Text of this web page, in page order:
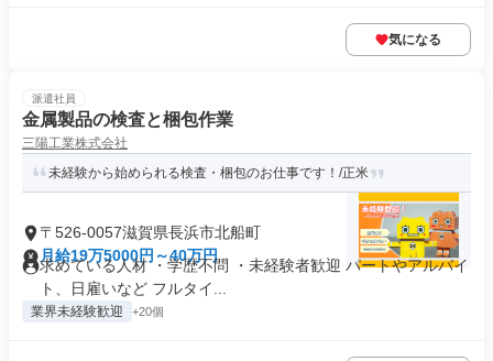
気になる
派遣社員
金属製品の検査と梱包作業
三陽工業株式会社
未経験から始められる検査・梱包のお仕事です！/正米
〒526-0057滋賀県長浜市北船町
月給19万5000円～40万円
求めている人材 ・学歴不問 ・未経験者歓迎 パートやアルバイ
ト、日雇いなど フルタイ...
業界未経験歓迎 +20個